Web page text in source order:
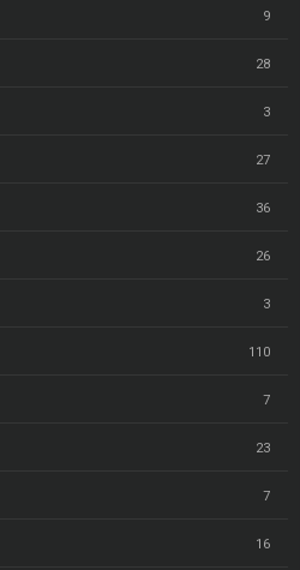
9
28
3
27
36
26
3
110
7
23
7
16